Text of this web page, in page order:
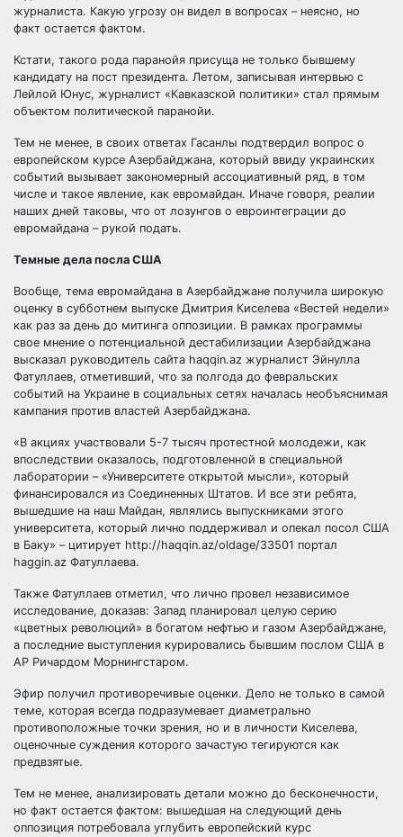
журналиста. Какую угрозу он видел в вопросах – неясно, но
факт остается фактом.
Кстати, такого рода паранойя присуща не только бывшему
кандидату на пост президента. Летом, записывая интервью с
Лейлой Юнус, журналист «Кавказской политики» стал прямым
объектом политической паранойи.
Тем не менее, в своих ответах Гасанлы подтвердил вопрос о
европейском курсе Азербайджана, который ввиду украинских
событий вызывает закономерный ассоциативный ряд, в том
числе и такое явление, как евромайдан. Иначе говоря, реалии
наших дней таковы, что от лозунгов о евроинтеграции до
евромайдана – рукой подать.
Темные дела посла США
Вообще, тема евромайдана в Азербайджане получила широкую
оценку в субботнем выпуске Дмитрия Киселева «Вестей недели»
как раз за день до митинга оппозиции. В рамках программы
свое мнение о потенциальной дестабилизации Азербайджана
высказал руководитель сайта haqqin.az журналист Эйнулла
Фатуллаев, отметивший, что за полгода до февральских
событий на Украине в социальных сетях началась необъяснимая
кампания против властей Азербайджана.
«В акциях участвовали 5-7 тысяч протестной молодежи, как
впоследствии оказалось, подготовленной в специальной
лаборатории – «Университете открытой мысли», который
финансировался из Соединенных Штатов. И все эти ребята,
вышедшие на наш Майдан, являлись выпускниками этого
университета, который лично поддерживал и опекал посол США
в Баку» – цитирует http://haqqin.az/oldage/33501 портал
haggin.az Фатуллаева.
Также Фатуллаев отметил, что лично провел независимое
исследование, доказав: Запад планировал целую серию
«цветных революций» в богатом нефтью и газом Азербайджане,
а последние выступления курировались бывшим послом США в
АР Ричардом Морнингстаром.
Эфир получил противоречивые оценки. Дело не только в самой
теме, которая всегда подразумевает диаметрально
противоположные точки зрения, но и в личности Киселева,
оценочные суждения которого зачастую тегируются как
предвзятые.
Тем не менее, анализировать детали можно до бесконечности,
но факт остается фактом: вышедшая на следующий день
оппозиция потребовала углубить европейский курс